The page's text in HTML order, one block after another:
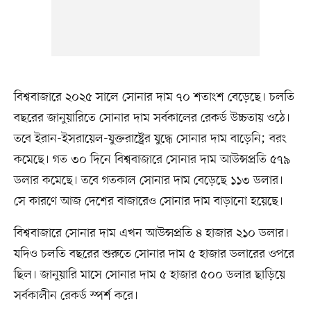
বিশ্ববাজারে ২০২৫ সালে সোনার দাম ৭০ শতাংশ বেড়েছে। চলতি
বছরের জানুয়ারিতে সোনার দাম সর্বকালের রেকর্ড উচ্চতায় ওঠে।
তবে ইরান-ইসরায়েল-যুক্তরাষ্ট্রের যুদ্ধে সোনার দাম বাড়েনি; বরং
কমেছে। গত ৩০ দিনে বিশ্ববাজারে সোনার দাম আউন্সপ্রতি ৫৭৯
ডলার কমেছে। তবে গতকাল সোনার দাম বেড়েছে ১১৩ ডলার।
সে কারণে আজ দেশের বাজারেও সোনার দাম বাড়ানো হয়েছে।
বিশ্ববাজারে সোনার দাম এখন আউন্সপ্রতি ৪ হাজার ২১০ ডলার।
যদিও চলতি বছরের শুরুতে সোনার দাম ৫ হাজার ডলারের ওপরে
ছিল। জানুয়ারি মাসে সোনার দাম ৫ হাজার ৫০০ ডলার ছাড়িয়ে
সর্বকালীন রেকর্ড স্পর্শ করে।